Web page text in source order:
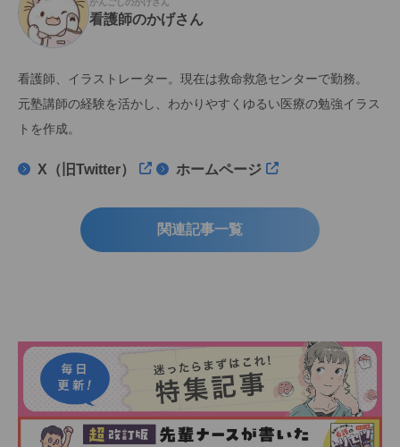
かんごしのかげさん
看護師のかげさん
看護師、イラストレーター。現在は救命救急センターで勤務。
元塾講師の経験を活かし、わかりやすくゆるい医療の勉強イラス
トを作成。
X（旧Twitter） ホームページ
関連記事一覧